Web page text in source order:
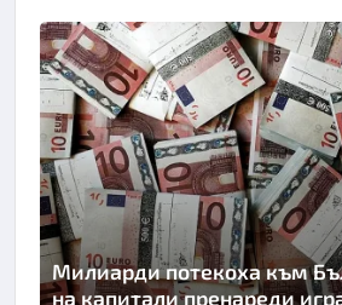
Милиарди потекоха към
на капитали пренареди